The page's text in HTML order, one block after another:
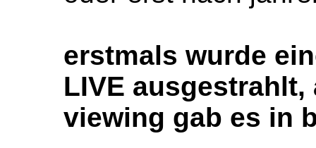
erstmals wurde
LIVE
viewing gab es in